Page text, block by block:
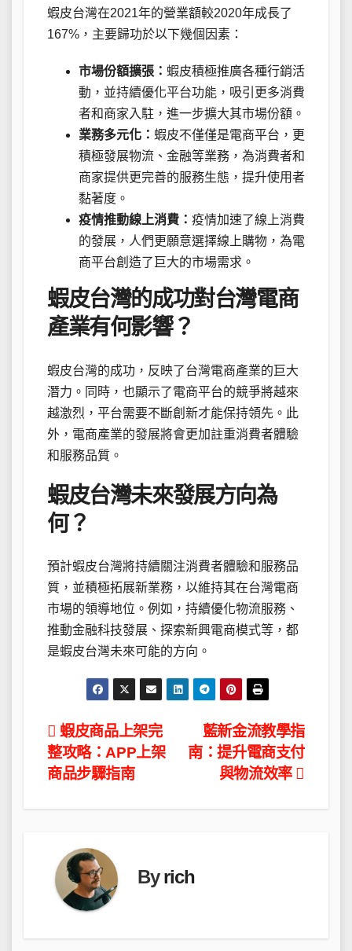
蝦皮台灣在2021年的營業額較2020年成長了
167%，主要歸功於以下幾個因素：
市場份額擴張： 蝦皮積極推廣各種行銷活
動，並持續優化平台功能，吸引更多消費
者和商家入駐，進一步擴大其市場份額。
業務多元化： 蝦皮不僅僅是電商平台，更
積極發展物流、金融等業務，為消費者和
商家提供更完善的服務生態，提升使用者
黏著度。
疫情推動線上消費： 疫情加速了線上消費
的發展，人們更願意選擇線上購物，為電
商平台創造了巨大的市場需求。
蝦皮台灣的成功對台灣電商
產業有何影響？
蝦皮台灣的成功，反映了台灣電商產業的巨大
潛力。同時，也顯示了電商平台的競爭將越來
越激烈，平台需要不斷創新才能保持領先。此
外，電商產業的發展將會更加註重消費者體驗
和服務品質。
蝦皮台灣未來發展方向為
何？
預計蝦皮台灣將持續關注消費者體驗和服務品
質，並積極拓展新業務，以維持其在台灣電商
市場的領導地位。例如，持續優化物流服務、
推動金融科技發展、探索新興電商模式等，都
是蝦皮台灣未來可能的方向。
文
章
藍新金流教學指
南：提升電商支付
與物流效率
蝦皮商品上架完
整攻略：APP上架
商品步驟指南
Byrich